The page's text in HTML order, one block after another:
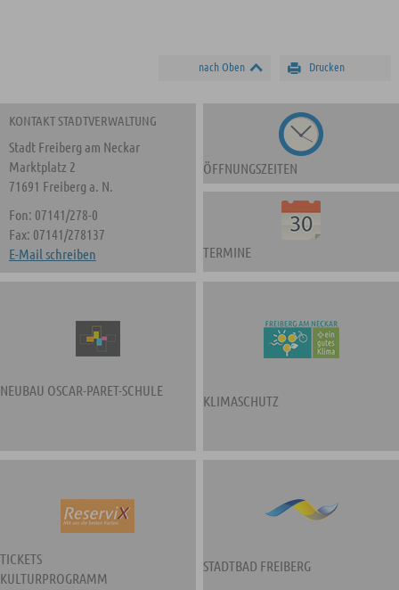
Drucken
nach Oben
KONTAKT STADTVERWALTUNG
Stadt Freiberg am Neckar
Marktplatz 2
71691 Freiberg a. N.
Fon: 07141/278-0
Fax: 07141/278137
E-Mail schreiben
ÖFFNUNGSZEITEN
TERMINE
NEUBAU OSCAR-PARET-SCHULE
KLIMASCHUTZ
TICKETS
KULTURPROGRAMM
STADTBAD FREIBERG